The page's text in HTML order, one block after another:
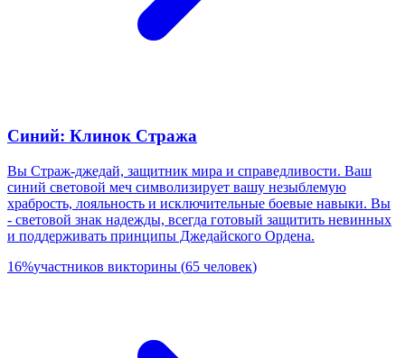
Синий: Клинок Стража
Вы Страж-джедай, защитник мира и справедливости. Ваш
синий световой меч символизирует вашу незыблемую
храбрость, лояльность и исключительные боевые навыки. Вы
- световой знак надежды, всегда готовый защитить невинных
и поддерживать принципы Джедайского Ордена.
16%участников викторины (65 человек)